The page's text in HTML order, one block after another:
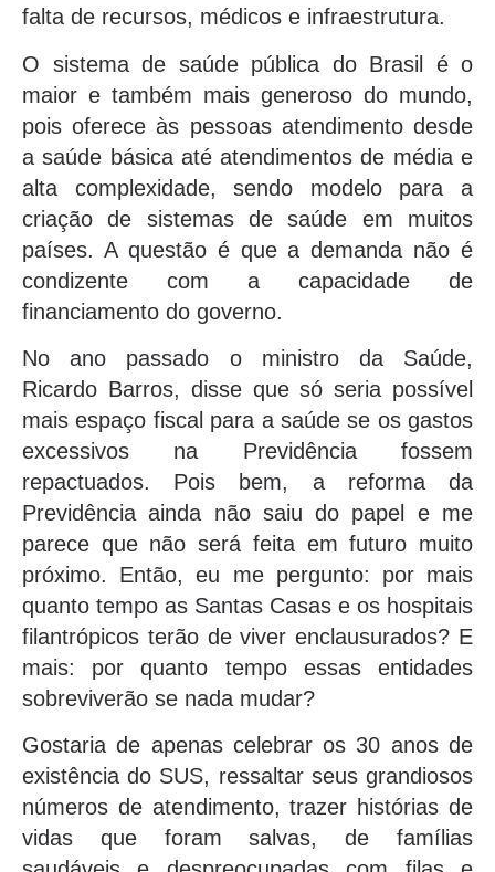
falta de recursos, médicos e infraestrutura.
O sistema de saúde pública do Brasil é o
maior e também mais generoso do mundo,
pois oferece às pessoas atendimento desde
a saúde básica até atendimentos de média e
alta complexidade, sendo modelo para a
criação de sistemas de saúde em muitos
países. A questão é que a demanda não é
condizente com a capacidade de
financiamento do governo.
No ano passado o ministro da Saúde,
Ricardo Barros, disse que só seria possível
mais espaço fiscal para a saúde se os gastos
excessivos na Previdência fossem
repactuados. Pois bem, a reforma da
Previdência ainda não saiu do papel e me
parece que não será feita em futuro muito
próximo. Então, eu me pergunto: por mais
quanto tempo as Santas Casas e os hospitais
filantrópicos terão de viver enclausurados? E
mais: por quanto tempo essas entidades
sobreviverão se nada mudar?
Gostaria de apenas celebrar os 30 anos de
existência do SUS, ressaltar seus grandiosos
números de atendimento, trazer histórias de
vidas que foram salvas, de famílias